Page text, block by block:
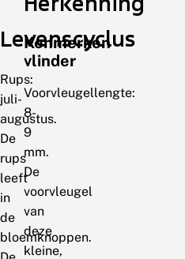
Levenscyclus
Rups:
juli-
augustus.
De
rups
leeft
in
de
bloemknoppen.
Kenmerken
vlinder
Voorvleugellengte:
8-
9
mm.
De
voorvleugel
van
deze
kleine,